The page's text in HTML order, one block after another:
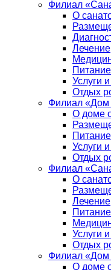
Филиал
О
Лечение
Питание
Услуги
Отдых
Филиал «Дом
О доме
Питание
Услуги
Отдых
Филиал
О
Лечение
Питание
Услуги
Отдых
Филиал «Дом
О доме